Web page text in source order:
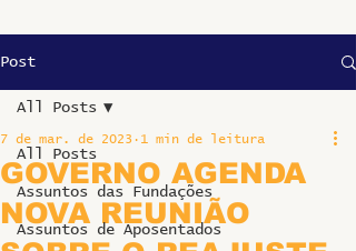
Post
All Posts
Assuntos das Fundações
Assuntos de Aposentados
All Posts
GOVERNO AGENDA
NOVA REUNIÃO
7 de mar. de 2023 1 min de leitura